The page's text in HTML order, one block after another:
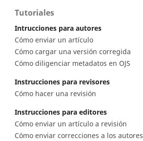
Tutoriales
Intrucciones para autores
Cómo enviar un artículo
Cómo cargar una versión corregida
Cómo diligenciar metadatos en OJS
Instrucciones para revisores
Cómo hacer una revisión
Instrucciones para editores
Cómo enviar un artículo a revisión
Cómo enviar correcciones a los autores